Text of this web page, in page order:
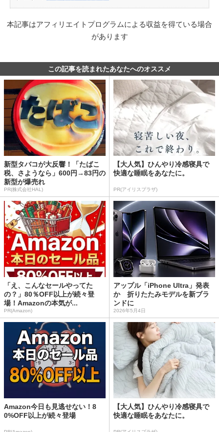
本記事はアフィリエイトプログラムによる収益を得ている場合
があります
この記事を読まれたあなたへのオススメ
新型タバコが大反響！「たばこ
税、さようなら」600円→83円の
新型が爆売れ
PR(株式会社HAL)
【大人気】ひんやり冷感寝具で
快適な睡眠をあなたに。
PR(アイリスプラザ)
「え、こんなセールやってた
の？」80％OFF以上が続々登
場！Amazonの本気が...
PR(Amazon)
アップル「iPhone Ultra」発表
か 折りたたみモデルを新ブラ
ンドに
2026年5月4日
Amazon今日も見逃せない！8
0%OFF以上が続々登場
【大人気】ひんやり冷感寝具で
快適な睡眠をあなたに。